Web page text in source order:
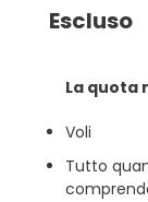
Escluso
La quota
Voli
Tutto